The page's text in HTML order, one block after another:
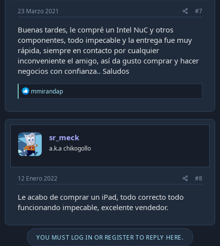
23 Marzo 2021 #7
Buenas tardes, le compré un Intel NuC y otros
componentes, todo impecable y la entrega fue muy
rápida, siempre en contacto por cualquier
inconveniente el amigo, así da gusto comprar y hacer
negocios con confianza.. Saludos
R
e
c
t
o
n
s
mmirandap
sr_meck
a.k.a chikogollo
12 Enero 2022 #8
Le acabo de comprar un iPad, todo correcto todo
funcionando impecable, excelente vendedor.
YOU MUST LOG IN OR REGISTER TO REPLY HERE.